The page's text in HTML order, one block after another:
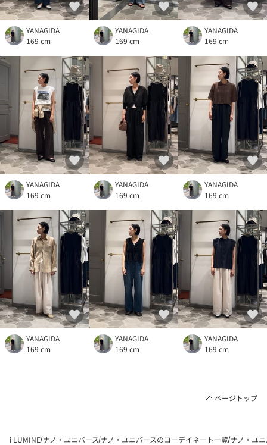
YANAGIDA
169 cm
YANAGIDA
169 cm
YANAGIDA
169 cm
YANAGIDA
169 cm
YANAGIDA
169 cm
YANAGIDA
169 cm
YANAGIDA
169 cm
YANAGIDA
169 cm
YANAGIDA
169 cm
ページトップ
i LUMINE ナノ・ユニバース ナノ・ユニバースのコーデイネート一覧 ナノ・ユ